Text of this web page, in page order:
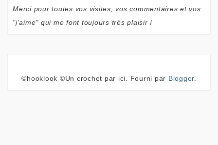
Merci pour toutes vos visites, vos commentaires et vos
"j'aime" qui me font toujours très plaisir !
©hooklook ©Un crochet par ici. Fourni par Blogger.